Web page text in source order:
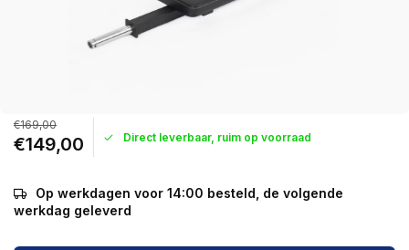
€169,00
€149,00 Direct leverbaar, ruim op voorraad
Op werkdagen voor 14:00 besteld, de volgende
werkdag geleverd